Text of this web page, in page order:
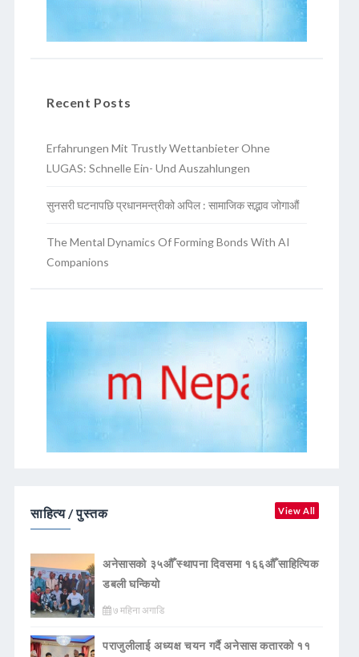
Recent Posts
Erfahrungen Mit Trustly Wettanbieter Ohne
LUGAS: Schnelle Ein- Und Auszahlungen
सुनसरी घटनापछि प्रधानमन्त्रीको अपिल : सामाजिक सद्भाव जोगाऔं
The Mental Dynamics Of Forming Bonds With AI
Companions
साहित्य / पुस्तक View All
अनेसासको ३५औँ स्थापना दिवसमा १६६औँ साहित्यिक
डबली घन्कियाे
७ महिना अगाडि
पराजुलीलाई अध्यक्ष चयन गर्दै अनेसास कतारको ११